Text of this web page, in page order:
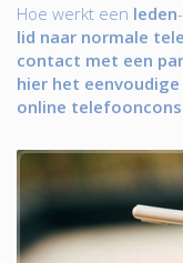
Hoe werkt een leden
lid naar normale
contact met een
hier het
online